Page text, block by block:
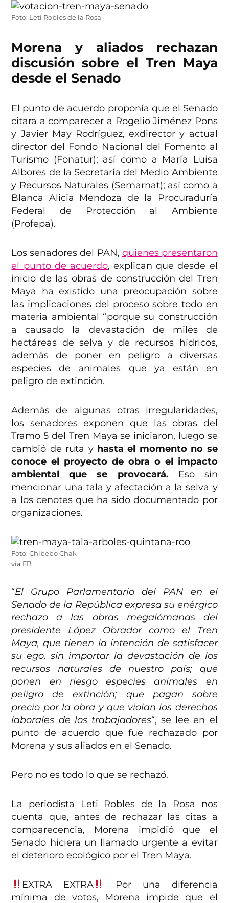
Foto: Leti Robles de la Rosa
Morena y aliados rechazan
discusión sobre el Tren Maya
desde el Senado
El punto de acuerdo proponía que el Senado
citara a comparecer a Rogelio Jiménez Pons
y Javier May Rodríguez, exdirector y actual
director del Fondo Nacional del Fomento al
Turismo (Fonatur); así como a María Luisa
Albores de la Secretaría del Medio Ambiente
y Recursos Naturales (Semarnat); así como a
Blanca Alicia Mendoza de la Procuraduría
Federal de Protección al Ambiente
(Profepa).
Los senadores del PAN, quienes presentaron
el punto de acuerdo, explican que desde el
inicio de las obras de construcción del Tren
Maya ha existido una preocupación sobre
las implicaciones del proceso sobre todo en
materia ambiental “porque su construcción
a causado la devastación de miles de
hectáreas de selva y de recursos hídricos,
además de poner en peligro a diversas
especies de animales que ya están en
peligro de extinción.
Además de algunas otras irregularidades,
los senadores exponen que las obras del
Tramo 5 del Tren Maya se iniciaron, luego se
cambió de ruta y hasta el momento no se
conoce el proyecto de obra o el impacto
ambiental que se provocará. Eso sin
mencionar una tala y afectación a la selva y
a los cenotes que ha sido documentado por
organizaciones.
Foto: Chibebo Chak
vía FB
“El Grupo Parlamentario del PAN en el
Senado de la República expresa su enérgico
rechazo a las obras megalómanas del
presidente López Obrador como el Tren
Maya, que tienen la intención de satisfacer
su ego, sin importar la devastación de los
recursos naturales de nuestro país; que
ponen en riesgo especies animales en
peligro de extinción; que pagan sobre
precio por la obra y que violan los derechos
laborales de los trabajadores“, se lee en el
punto de acuerdo que fue rechazado por
Morena y sus aliados en el Senado.
Pero no es todo lo que se rechazó.
La periodista Leti Robles de la Rosa nos
cuenta que, antes de rechazar las citas a
comparecencia, Morena impidió que el
Senado hiciera un llamado urgente a evitar
el deterioro ecológico por el Tren Maya.
EXTRA EXTRA
Por una diferencia
mínima de votos, Morena impide que el